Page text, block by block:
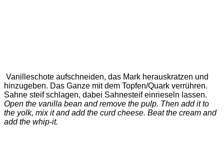
Vanilleschote aufschneiden, das Mark herauskratzen und
hinzugeben. Das Ganze mit dem Topfen/Quark verrühren.
Sahne steif schlagen, dabei Sahnesteif einrieseln lassen.
Open the vanilla bean and remove the pulp. Then add it to
the yolk, mix it and add the curd cheese. Beat the cream and
add the whip-it.